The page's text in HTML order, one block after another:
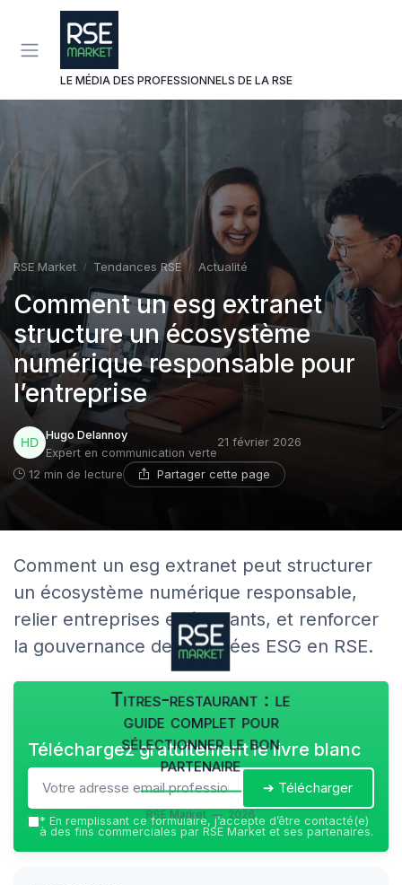
LE MÉDIA DES PROFESSIONNELS DE LA RSE
RSE Market Tendances RSE Actualité
Comment un esg extranet
structure un écosystème
numérique responsable pour
l’entreprise
Hugo Delannoy
Expert en communication verte
21 février 2026
12 min de lecture Partager cette page
Comment un esg extranet peut structurer
un écosystème numérique responsable,
relier entreprises et étudiants, et renforcer
la gouvernance des données ESG en RSE.
Titres-restaurant : le
guide complet pour
sélectionner le bon
partenaire
RSE Market — 2026
Téléchargez gratuitement le livre blanc
➔ Télécharger
* En remplissant ce formulaire, j’accepte d’être contacté(e)
à des fins commerciales par RSE Market et ses partenaires.
Panneau de gestion des cookies